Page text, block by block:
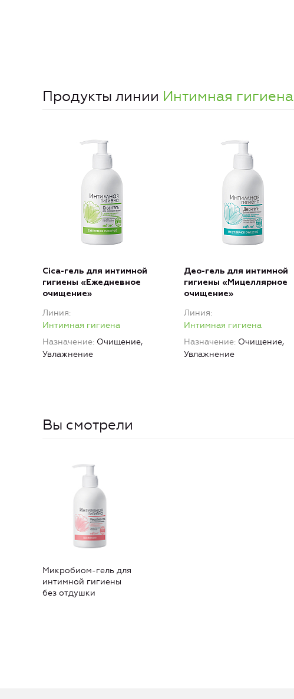
Продукты линии Интимная гигиена
Cica-гель для интимной
гигиены «Ежедневное
очищение»
Линия
Интимная гигиена
Назначение Очищение,
Увлажнение
Део-гель для интимной
гигиены «Мицеллярное
очищение»
Линия
Интимная гигиена
Назначение Очищение,
Увлажнение
Вы смотрели
Микробиом-гель для
интимной гигиены
без отдушки